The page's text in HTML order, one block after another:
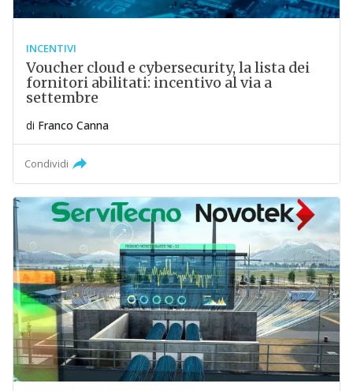
INCENTIVI
Voucher cloud e cybersecurity, la lista dei
fornitori abilitati: incentivo al via a
settembre
di Franco Canna
Condividi